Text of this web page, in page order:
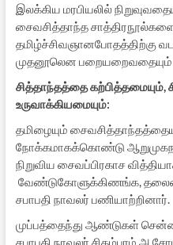
இலக்கிய மரபியலில்
சைவசித்தாந்த சாத்திரநூல்களை
தமிழ்ச்சிவஞானபோதத்திற்கு
முதனூலென பறையறைவதையும்
சித்தாந்தத்தை கற்பித்தமையும்,
உருவாக்கியமையும்:
தமிழையும்
நோக்கமாகக்கொண்டு
நிறுவிய சைவப்பிரகாச
வேண்டுகோளுக்கிணங்க,
சபாபதி நாவலர் பணியாற்றினார்.
முப்பத்தைந்து ஆண்டுகள்
சபாபதி நாவலர்,சிதம்பரம்